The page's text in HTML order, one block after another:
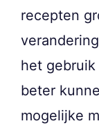
recepten
het
beter
mogelijke